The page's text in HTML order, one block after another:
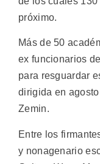
próximo.
Más de 50
ex funcionarios
para resguardar
dirigida en
Zemin.
Entre los
y nonagenario